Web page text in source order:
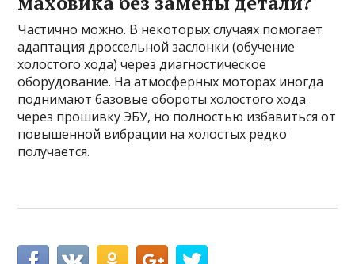
Частично можно. В некоторых случаях помогает
адаптация дроссельной заслонки (обучение
холостого хода) через диагностическое
оборудование. На атмосферных моторах иногда
поднимают базовые обороты холостого хода
через прошивку ЭБУ, но полностью избавиться от
повышенной вибрации на холостых редко
получается.